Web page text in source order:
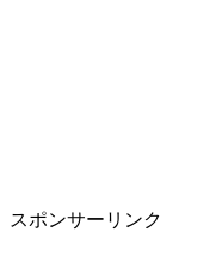
スポンサーリンク